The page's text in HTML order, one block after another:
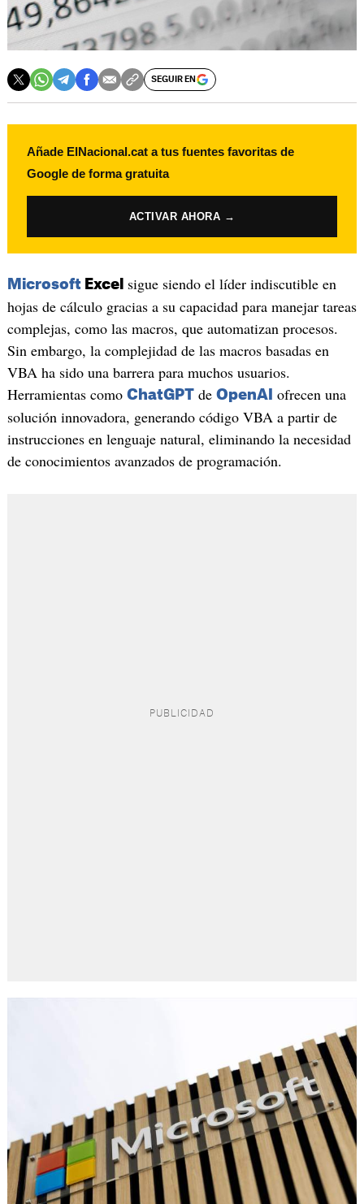
SEGUIR EN
Añade ElNacional.cat a tus fuentes favoritas de
Google de forma gratuita
ACTIVAR AHORA →
MicrosoftExcel sigue siendo el líder indiscutible en
hojas de cálculo gracias a su capacidad para manejar tareas
complejas, como las macros, que automatizan procesos.
Sin embargo, la complejidad de las macros basadas en
VBA ha sido una barrera para muchos usuarios.
Herramientas como ChatGPTde OpenAI
ofrecen una
solución innovadora, generando código VBA a partir de
instrucciones en lenguaje natural, eliminando la necesidad
de conocimientos avanzados de programación.